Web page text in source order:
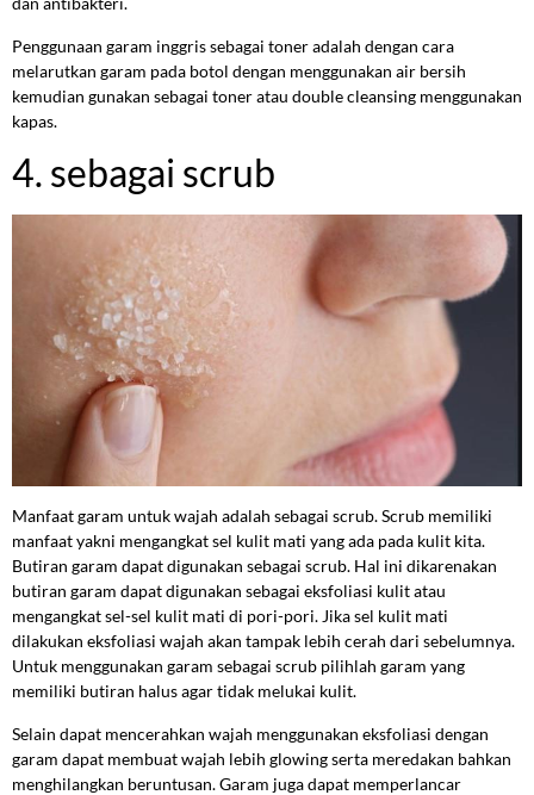
Penggunaan garam inggris sebagai toner adalah dengan cara
melarutkan garam pada botol dengan menggunakan air bersih
kemudian gunakan sebagai toner atau double cleansing menggunakan
kapas.
4. sebagai scrub
Manfaat garam untuk wajah adalah sebagai scrub. Scrub memiliki
manfaat yakni mengangkat sel kulit mati yang ada pada kulit kita.
Butiran garam dapat digunakan sebagai scrub. Hal ini dikarenakan
butiran garam dapat digunakan sebagai eksfoliasi kulit atau
mengangkat sel-sel kulit mati di pori-pori. Jika sel kulit mati
dilakukan eksfoliasi wajah akan tampak lebih cerah dari sebelumnya.
Untuk menggunakan garam sebagai scrub pilihlah garam yang
memiliki butiran halus agar tidak melukai kulit.
Selain dapat mencerahkan wajah menggunakan eksfoliasi dengan
garam dapat membuat wajah lebih glowing serta meredakan bahkan
menghilangkan beruntusan. Garam juga dapat memperlancar